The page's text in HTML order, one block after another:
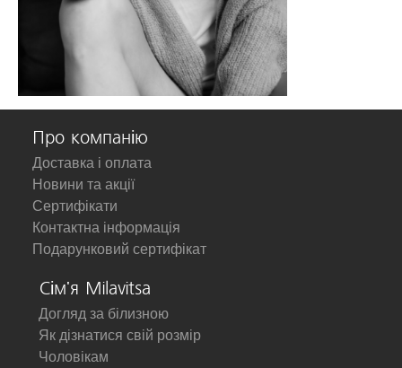
Про компанію
Доставка і оплата
Новини та акції
Сертифікати
Контактна інформація
Подарунковий сертифікат
Сім'я Milavitsa
Догляд за білизною
Як дізнатися свій розмір
Чоловікам